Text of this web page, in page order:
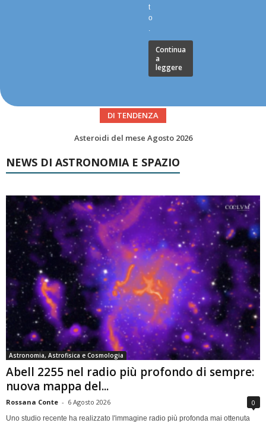
t
o
.
Continua
a
leggere
DI TENDENZA
Asteroidi del mese Agosto 2026
NEWS DI ASTRONOMIA E SPAZIO
Astronomia, Astrofisica e Cosmologia
Abell 2255 nel radio più profondo di sempre:
nuova mappa del...
Rossana Conte - 6 Agosto 2026 0
Uno studio recente ha realizzato l'immagine radio più profonda mai ottenuta